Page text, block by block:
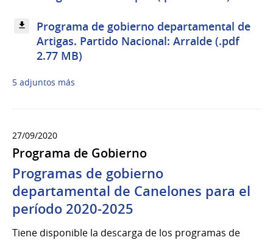
Programa de gobierno departamental de
Artigas. Partido Nacional: Arralde (.pdf
2.77 MB)
5 adjuntos más
27/09/2020
Programa de Gobierno
Programas de gobierno
departamental de Canelones para el
período 2020-2025
Tiene disponible la descarga de los programas de